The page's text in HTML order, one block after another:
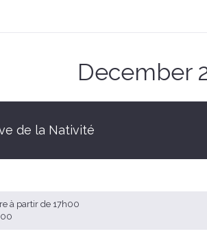
December
de la Nativité
à partir de 17h00